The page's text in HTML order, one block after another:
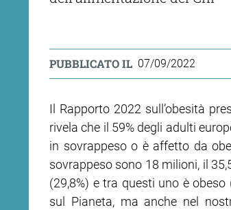
PUBBLICATO IL 07/09/2022
Il Rapporto 2022 sull’obesità
rivela che il 59% degli adulti
in sovrappeso o è affetto da
sovrappeso sono 18 milioni, il
(29,8%) e tra questi uno è
sul Pianeta, ma anche nel